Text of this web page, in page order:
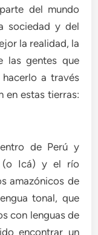
del mundo
sociedad y del
la realidad, la
las gentes que
a través
en estas tierras:
de Perú y
(o Icá) y el río
amazónicos de
tonal, que
con lenguas de
encontrar un